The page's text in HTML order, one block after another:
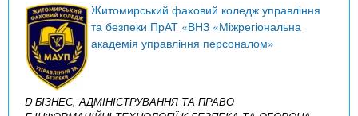
Житомирський фаховий коледж управління
та безпеки ПрАТ «ВНЗ «Міжрегіональна
академія управління персоналом»
D БІЗНЕС, АДМІНІСТРУВАННЯ ТА ПРАВО